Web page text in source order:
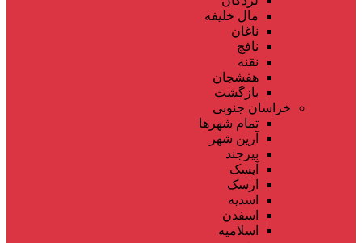
مال خلیفه
ناغان
نافچ
نقنه
هفشجان
بازگشت
خراسان جنوبی
تمام شهر‌ها
آرین شهر
بیرجند
آیسک
ارسک
اسدیه
اسفدن
اسلامیه